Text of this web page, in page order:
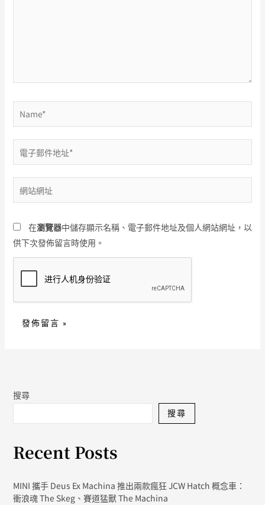
Name*
電
子
郵
件
址
*
站
址
在瀏覽器中儲存顯示名稱、電子郵件地址及個人網站網址，以
供下次發佈留言時使用。
搜尋
搜尋
Recent Posts
MINI 攜手 Deus Ex Machina 推出兩款瘋狂 JCW Hatch 概念車：
衝浪魂 The Skeg、賽道猛獸 The Machina